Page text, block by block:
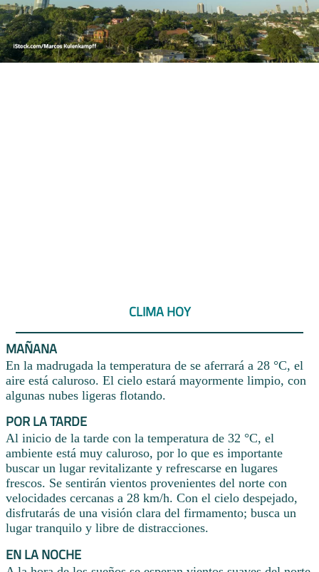
CLIMA HOY
MAÑANA
En la madrugada la temperatura de se aferrará a 28 °C, el
aire está caluroso. El cielo estará mayormente limpio, con
algunas nubes ligeras flotando.
POR LA TARDE
Al inicio de la tarde con la temperatura de 32 °C, el
ambiente está muy caluroso, por lo que es importante
buscar un lugar revitalizante y refrescarse en lugares
frescos. Se sentirán vientos provenientes del norte con
velocidades cercanas a 28 km/h. Con el cielo despejado,
disfrutarás de una visión clara del firmamento; busca un
lugar tranquilo y libre de distracciones.
EN LA NOCHE